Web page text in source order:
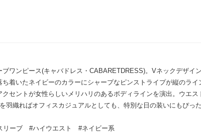
ワンピース(キャバドレス・CABARETDRESS)。Vネックデザイ
着いたネイビーのカラーにシャープなピンストライプが縦のラ
セントが女性らしいメリハリのあるボディラインを演出。ウエ
羽織ればオフィスカジュアルとしても、特別な日の装いにもぴった
リーブ #ハイウエスト #ネイビー系